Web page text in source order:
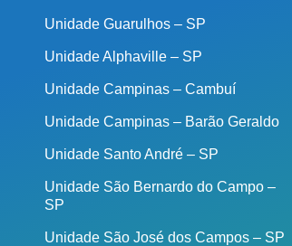
Unidade Guarulhos – SP
Unidade Alphaville – SP
Unidade Campinas – Cambuí
Unidade Campinas – Barão Geraldo
Unidade Santo André – SP
Unidade São Bernardo do Campo –
SP
Unidade São José dos Campos – SP